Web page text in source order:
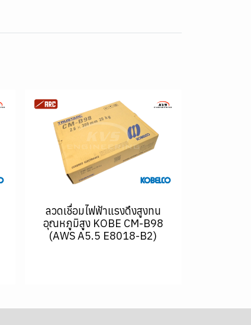
ลวดเชื่อมไฟฟ้าแรงดึงสูงทน
อุณหภูมิสูง KOBE CM-B98
(AWS A5.5 E8018-B2)